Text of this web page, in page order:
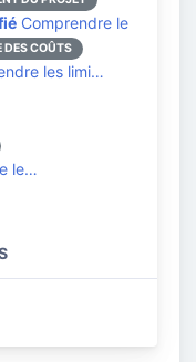
Comprendre le
DES COÛTS
les limi…
le…